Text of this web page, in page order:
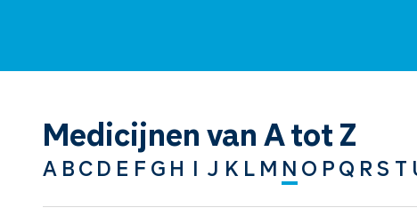
Medicijnen van A tot Z
A BCD E F G H I J K L M N O PQ RS T